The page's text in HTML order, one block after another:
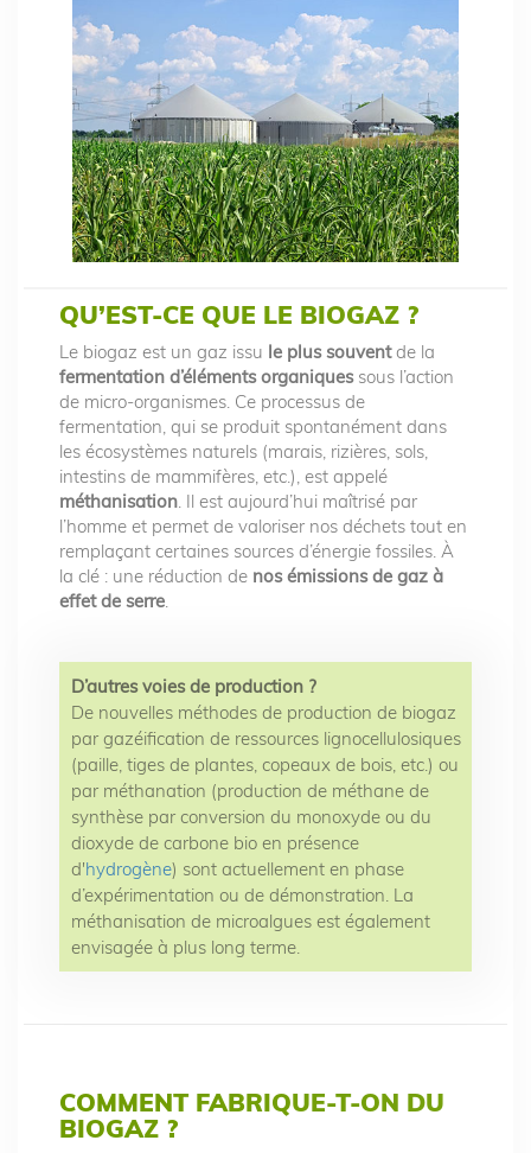
QU’EST-CE QUE LE BIOGAZ ?
Le biogaz est un gaz issu le plus souventde la
fermentation d’éléments organiquessous l’action
de micro-organismes. Ce processus de
fermentation, qui se produit spontanément dans
les écosystèmes naturels (marais, rizières, sols,
intestins de mammifères, etc.), est appelé
méthanisation. Il est aujourd’hui maîtrisé par
l’homme et permet de valoriser nos déchets tout en
remplaçant certaines sources d’énergie fossiles. À
la clé : une réduction de nos émissions de gaz à
effet de serre.
D’autres voies de production ?
De nouvelles méthodes de production de biogaz
par gazéification de ressources lignocellulosiques
(paille, tiges de plantes, copeaux de bois, etc.) ou
par méthanation (production de méthane de
synthèse par conversion du monoxyde ou du
dioxyde de carbone bio en présence
d'hydrogène) sont actuellement en phase
d’expérimentation ou de démonstration. La
méthanisation de microalgues est également
envisagée à plus long terme.
COMMENT FABRIQUE-T-ON DU
BIOGAZ ?